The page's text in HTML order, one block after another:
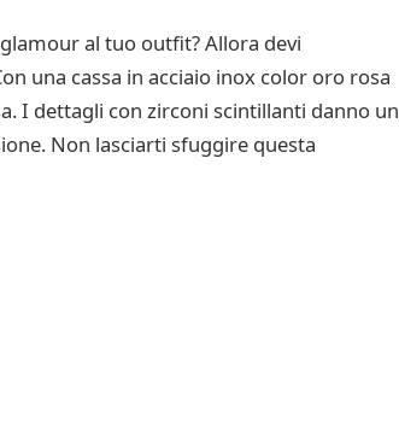
al tuo outfit? Allora devi
una cassa in acciaio inox color oro rosa
I dettagli con zirconi scintillanti danno un
Non lasciarti sfuggire questa